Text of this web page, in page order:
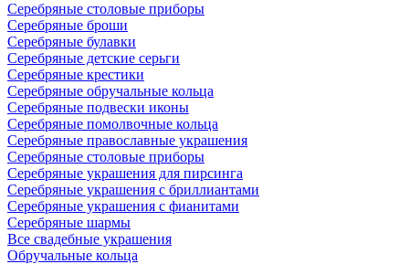
Серебряные столовые приборы
Серебряные броши
Серебряные булавки
Серебряные детские серьги
Серебряные крестики
Серебряные обручальные кольца
Серебряные подвески иконы
Серебряные помолвочные кольца
Серебряные православные украшения
Серебряные столовые приборы
Серебряные украшения для пирсинга
Серебряные украшения с бриллиантами
Серебряные украшения с фианитами
Серебряные шармы
Все свадебные украшения
Обручальные кольца